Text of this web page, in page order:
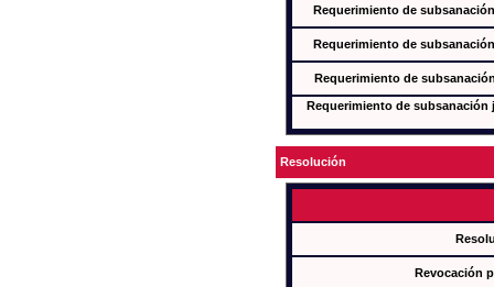
Requerimiento de
Requerimiento de
Requerimiento de
Requerimiento de
Resolución
Revocación